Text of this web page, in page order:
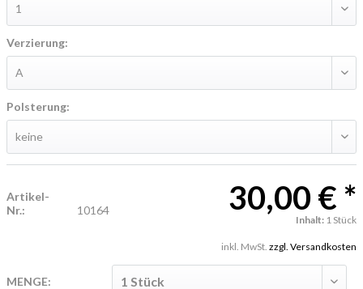
Verzierung:
Polsterung:
Artikel-
Nr.:
10164 30,00 € *
Inhalt: 1 Stück
inkl. MwSt. zzgl. Versandkosten
MENGE: